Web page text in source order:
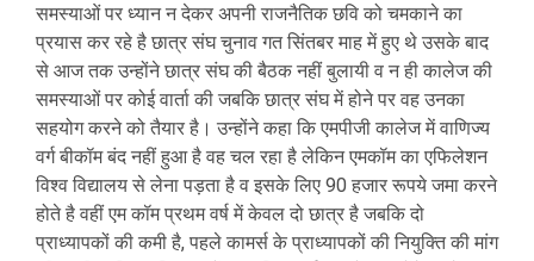
समस्याओं पर ध्यान न देकर अपनी राजनैतिक छवि को चमकाने का
प्रयास कर रहे है छात्र संघ चुनाव गत सिंतबर माह में हुए थे उसके बाद
से आज तक उन्होंने छात्र संघ की बैठक नहीं बुलायी व न ही कालेज की
समस्याओं पर कोई वार्ता की जबकि छात्र संघ में होने पर वह उनका
सहयोग करने को तैयार है। उन्होंने कहा कि एमपीजी कालेज में वाणिज्य
वर्ग बीकॉम बंद नहीं हुआ है वह चल रहा है लेकिन एमकॉम का एफिलेशन
विश्व विद्यालय से लेना पड़ता है व इसके लिए 90 हजार रूपये जमा करने
होते है वहीं एम कॉम प्रथम वर्ष में केवल दो छात्र है जबकि दो
प्राध्यापकों की कमी है, पहले कामर्स के प्राध्यापकों की नियुक्ति की मांग